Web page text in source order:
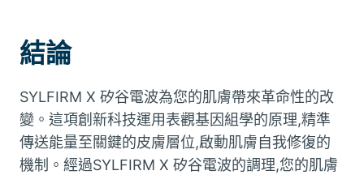
結論
SYLFIRM X 矽谷電波為您的肌膚帶來革命性的改
變。這項創新科技運用表觀基因組學的原理,精準
傳送能量至關鍵的皮膚層位,啟動肌膚自我修復的
機制。經過SYLFIRM X 矽谷電波的調理,您的肌膚